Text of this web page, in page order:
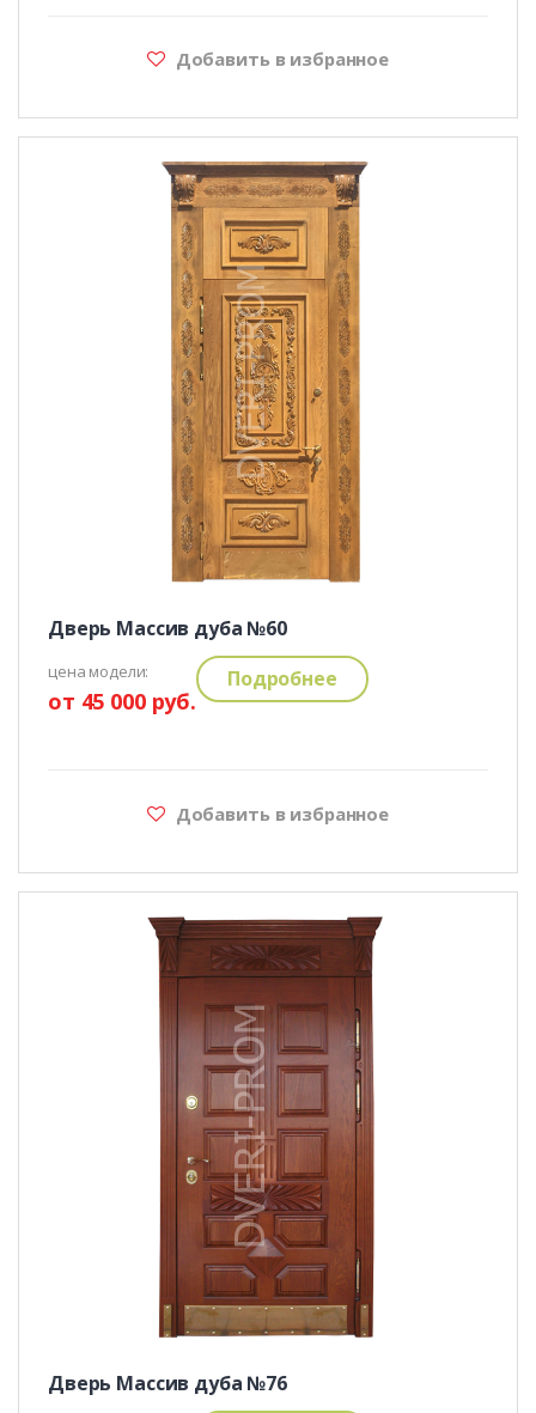
Добавить в избранное
Дверь Массив дуба №60
цена модели:
от 45 000 руб.
Подробнее
Добавить в избранное
Дверь Массив дуба №76